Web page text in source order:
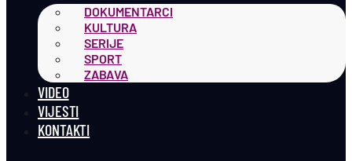
DOKUMENTARCI
KULTURA
SERIJE
SPORT
ZABAVA
VIDEO
VIJESTI
KONTAKTI